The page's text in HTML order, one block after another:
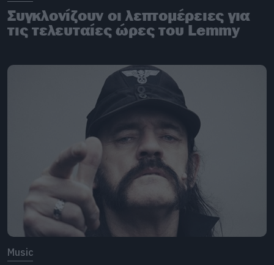
Συγκλονίζουν οι λεπτομέρειες για
τις τελευταίες ώρες του Lemmy
Music